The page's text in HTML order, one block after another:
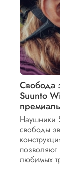
Свобода
Suunto
Наушники
свободы
позволяют
любимых